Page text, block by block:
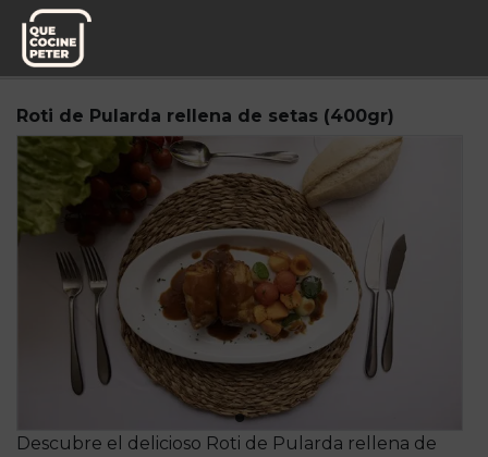
Pedido semanal
Roti de Pularda rellena de setas (400gr)
Descubre el delicioso Roti de Pularda rellena de